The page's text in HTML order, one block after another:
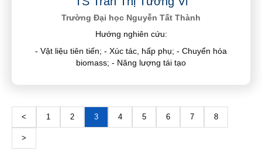
Trường Đại học Nguyễn Tất Thành
Hướng nghiên cứu:
- Vật liệu tiên tiến; - Xúc tác, hấp phụ; - Chuyển hóa
biomass; - Năng lượng tái tạo
< 1 2 3 4 5 6 7 8
>